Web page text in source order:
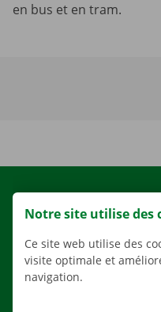
en bus et en tram.
NOS
Notre site utilise des
Ce site web utilise des
visite optimale et
navigation.